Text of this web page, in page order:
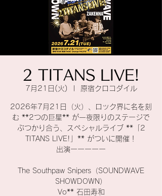
2 TITANS LIVE!
7月21日(火) 原宿クロコダイル
2026年7月21日（火）、ロック界に名を刻
む **2つの巨星** が一夜限りのステージで
ぶつかり合う、スペシャルライブ **「2
TITANS LIVE!」** がついに開催！
出演ーーーーー
The Southpaw Snipers（SOUNDWAVE
SHOWDOWN）
Vo** 石田寿和